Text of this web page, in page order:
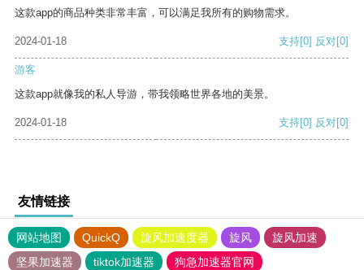
这款app的商品种类非常丰富，可以满足我所有的购物需求。
2024-01-18 支持[0] 反对[0]
游客
这款app就像我的私人导游，带我领略世界各地的美景。
2024-01-18 支持[0] 反对[0]
友情链接
网站地图 QuickQ 旋风加速度器 旋风
旋风加速
坚果加速器
tiktok加速器
狗急加速器官网